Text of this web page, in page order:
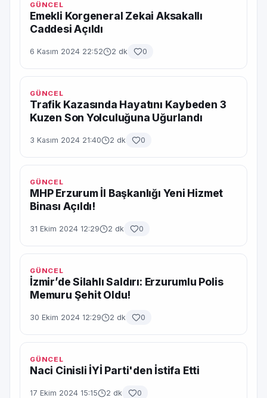
GÜNCEL
Emekli Korgeneral Zekai Aksakallı
Caddesi Açıldı
6 Kasım 2024 22:52 2 dk 0
GÜNCEL
Trafik Kazasında Hayatını Kaybeden 3
Kuzen Son Yolculuğuna Uğurlandı
3 Kasım 2024 21:40 2 dk 0
GÜNCEL
MHP Erzurum İl Başkanlığı Yeni Hizmet
Binası Açıldı!
31 Ekim 2024 12:29 2 dk 0
GÜNCEL
İzmir’de Silahlı Saldırı: Erzurumlu Polis
Memuru Şehit Oldu!
30 Ekim 2024 12:29 2 dk 0
GÜNCEL
Naci Cinisli İYİ Parti'den İstifa Etti
17 Ekim 2024 15:15 2 dk 0